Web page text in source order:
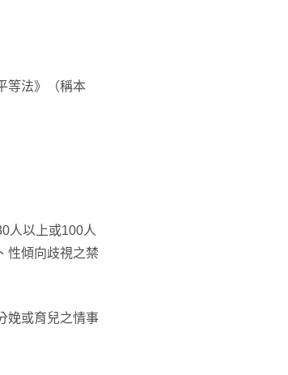
等法》（稱本
人以上或100人
性傾向歧視之禁
娩或育兒之情事